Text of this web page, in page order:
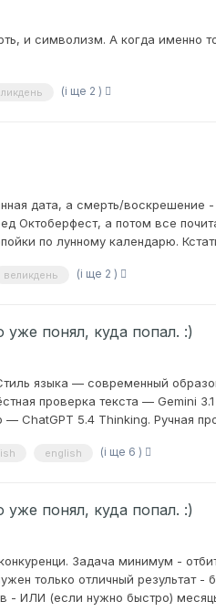
и символизм. А когда именно
(і ще 2 )
дата, а смерть/воскрешение
Октоберфест, а потом все
по лунному календарю.
великдень (і ще 2 )
понял, куда попал. :)
языка — современный
проверка текста — Gemini
ChatGPT 5.4 Thinking. Ручная
english (і ще 6 )
понял, куда попал. :)
Задача минимум -
только отличный результат -
- ИЛИ (если нужно быстро)